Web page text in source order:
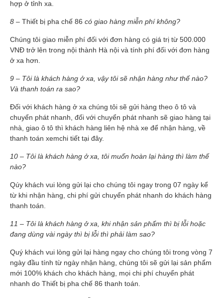
hợp ở tỉnh xa.
8 – Thiết bị pha chế 86 có giao hàng miễn phí không?
Chúng tôi giao miễn phí đối với đơn hàng có giá trị từ 500.000
VNĐ trở lên trong nội thành Hà nội và tính phí đối với đơn hàng
ở xa hơn.
9 – Tôi là khách hàng ở xa, vậy tôi sẽ nhận hàng như thế nào?
Và thanh toán ra sao?
Đối với khách hàng ở xa chúng tôi sẽ gửi hàng theo ô tô và
chuyển phát nhanh, đối với chuyển phát nhanh sẽ giao hàng tại
nhà, giao ô tô thì khách hàng liên hệ nhà xe để nhận hàng, về
thanh toán xemchi tiết tại đây.
10 – Tôi là khách hàng ở xa, tôi muốn hoàn lại hàng thì làm thế
nào?
Qúy khách vui lòng gửi lại cho chúng tôi ngay trong 07 ngày kể
từ khi nhận hàng, chi phí gửi chuyển phát nhanh do khách hàng
thanh toán.
11 – Tôi là khách hàng ở xa, khi nhận sản phẩm thì bị lỗi hoặc
đang dùng vài ngày thì bị lỗi thì phải làm sao?
Quý khách vui lòng gửi lại hàng ngay cho chúng tôi trong vòng 7
ngày đầu tính từ ngày nhận hàng, chúng tôi sẽ gửi lại sản phẩm
mới 100% khách cho khách hàng, mọi chi phí chuyển phát
nhanh do Thiết bị pha chế 86 thanh toán.